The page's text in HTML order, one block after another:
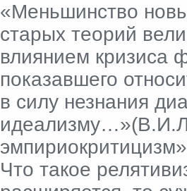
«Меньшинство
старых теорий
влиянием кризиса
показавшего
в силу незнания
Что такое